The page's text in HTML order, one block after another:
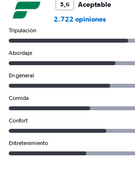
0
to
1200.
5,6
Aceptable
2.722 opiniones
Tripulación
Abordaje
En general
Comida
Confort
Entretenimiento